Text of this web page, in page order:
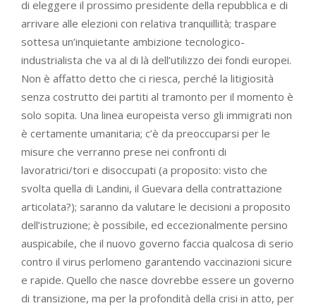
di eleggere il prossimo presidente della repubblica e di
arrivare alle elezioni con relativa tranquillità; traspare
sottesa un’inquietante ambizione tecnologico-
industrialista che va al di là dell’utilizzo dei fondi europei.
Non è affatto detto che ci riesca, perché la litigiosità
senza costrutto dei partiti al tramonto per il momento è
solo sopita. Una linea europeista verso gli immigrati non
è certamente umanitaria; c’è da preoccuparsi per le
misure che verranno prese nei confronti di
lavoratrici/tori e disoccupati (a proposito: visto che
svolta quella di Landini, il Guevara della contrattazione
articolata?); saranno da valutare le decisioni a proposito
dell’istruzione; è possibile, ed eccezionalmente persino
auspicabile, che il nuovo governo faccia qualcosa di serio
contro il virus perlomeno garantendo vaccinazioni sicure
e rapide. Quello che nasce dovrebbe essere un governo
di transizione, ma per la profondità della crisi in atto, per